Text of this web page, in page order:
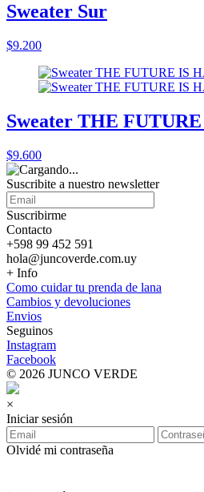
Sweater Sur
$9.200
Sweater THE
$9.600
Suscribite a nuestro newsletter
Suscribirme
Contacto
+598 99 452 591
hola@juncoverde.com.uy
+ Info
Como cuidar tu prenda de lana
Cambios y devoluciones
Envios
Seguinos
Instagram
Facebook
© 2026 JUNCO VERDE
×
Iniciar sesión
Olvidé mi contraseña